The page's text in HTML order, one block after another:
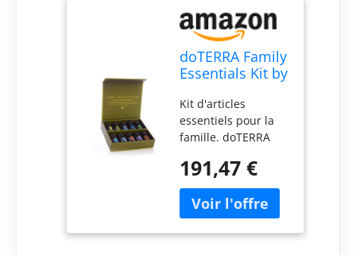
doTERRA Family
Essentials Kit by
Kit d'articles
essentiels pour la
famille. doTERRA
huile essentielle
Marque : doTERRA
Taille : 5 ml (lot de
10)
191,47 €